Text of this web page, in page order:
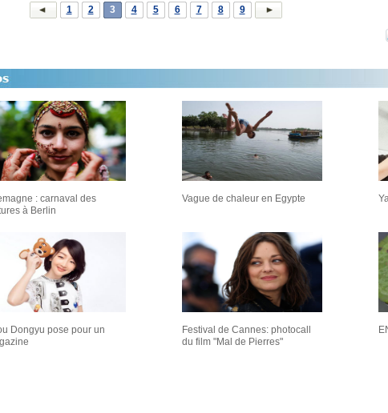
1 2 3 4 5 6 7 8 9
: carnaval des
à Berlin
Vague de chaleur en Egypte
Dongyu pose pour un
Festival de Cannes: photocall
du film "Mal de Pierres"